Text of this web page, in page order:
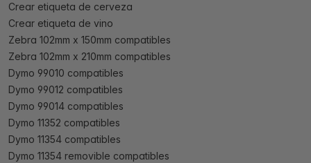
Crear etiqueta de cerveza
Crear etiqueta de vino
Zebra 102mm x 150mm compatibles
Zebra 102mm x 210mm compatibles
Dymo 99010 compatibles
Dymo 99012 compatibles
Dymo 99014 compatibles
Dymo 11352 compatibles
Dymo 11354 compatibles
Dymo 11354 removible compatibles